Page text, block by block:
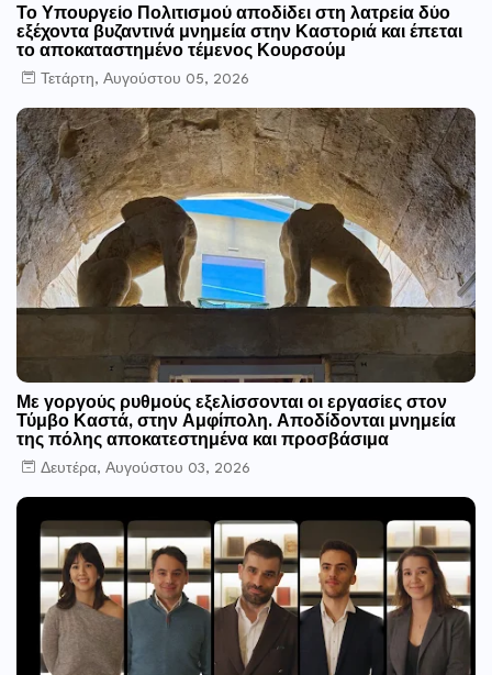
Το Υπουργείο Πολιτισμού αποδίδει στη λατρεία δύο
εξέχοντα βυζαντινά μνημεία στην Καστοριά και έπεται
το αποκαταστημένο τέμενος Κουρσούμ
Τετάρτη, Αυγούστου 05, 2026
Με γοργούς ρυθμούς εξελίσσονται οι εργασίες στον
Τύμβο Καστά, στην Αμφίπολη. Αποδίδονται μνημεία
της πόλης αποκατεστημένα και προσβάσιμα
Δευτέρα, Αυγούστου 03, 2026